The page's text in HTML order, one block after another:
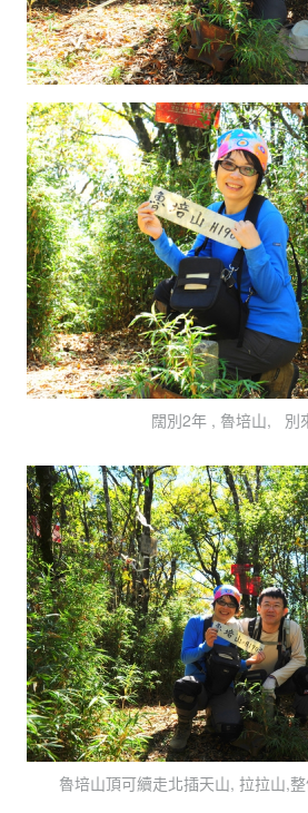
闊別2年 , 魯培山, 別
魯培山頂可續走北插天山, 拉拉山,